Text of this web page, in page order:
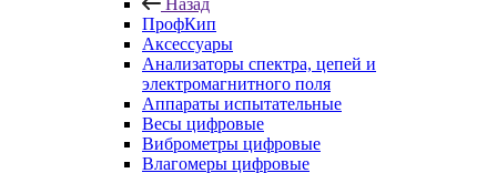
Назад
ПрофКип
Аксессуары
Анализаторы спектра, цепей и
электромагнитного поля
Аппараты испытательные
Весы цифровые
Виброметры цифровые
Влагомеры цифровые